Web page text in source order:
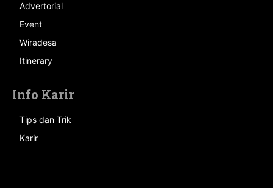
Advertorial
Event
Wiradesa
Itinerary
Info Karir
Tips dan Trik
Karir